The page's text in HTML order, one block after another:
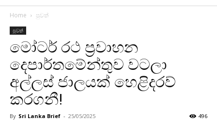
Home පුවත්
පුවත්
මෝටර් රථ ප්‍රවාහන
දෙපාර්තමේන්තුව වටලා
අල්ලස් ජාලයක් හෙළිදරව්
කරගනී!
By Sri Lanka Brief - 25/05/2025 496